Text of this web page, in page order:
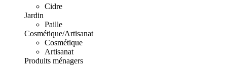
Cidre
Jardin
Paille
Cosmétique/Artisanat
Cosmétique
Artisanat
Produits ménagers